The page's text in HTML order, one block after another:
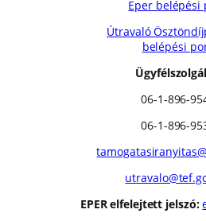
Eper belépési
Útravaló
belépési
06-1-896-
06-1-896-
EPER elfelejtett jelszó: